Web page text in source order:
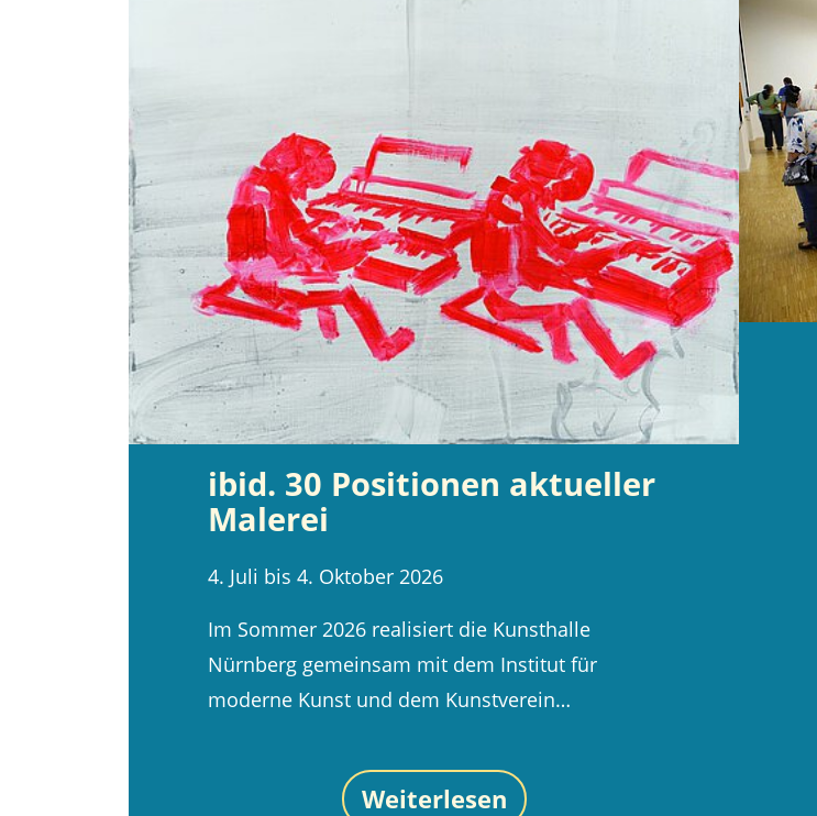
ibid. 30 Positionen aktueller
Malerei
4. Juli bis 4. Oktober 2026
Im Sommer 2026 realisiert die Kunsthalle
Nürnberg gemeinsam mit dem Institut für
moderne Kunst und dem Kunstverein…
Weiterlesen